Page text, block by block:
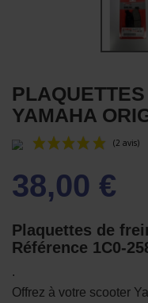
YAMAHA
38,00 €
Plaquettes de
Référence 1C0-
.
Offrez à votre scooter